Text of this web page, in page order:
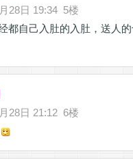
28日 19:34 5楼
都自己入肚的入肚，送人
28日 21:12 6楼